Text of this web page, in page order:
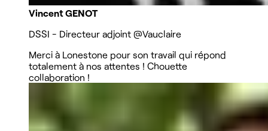
Vincent GENOT
DSSI - Directeur adjoint @Vauclaire
Merci à Lonestone pour son travail qui répond
totalement à nos attentes ! Chouette
collaboration !